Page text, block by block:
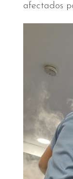
afectados